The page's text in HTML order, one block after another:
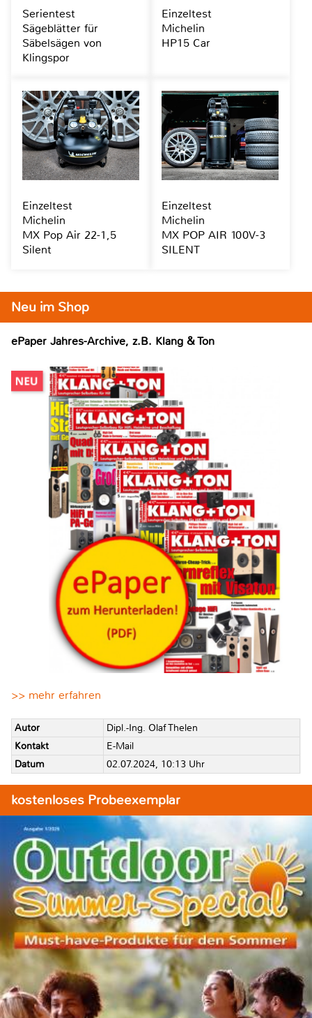
Neu im Shop
ePaper Jahres-Archive, z.B. Klang & Ton
>> mehr erfahren
Autor
Dipl.-Ing. Olaf Thelen
Kontakt
E-Mail
Datum
02.07.2024, 10:13 Uhr
kostenloses Probeexemplar
Serientest
Sägeblätter für
Säbelsägen von
Klingspor
Einzeltest
Michelin
HP15 Car
Einzeltest
Michelin
MX Pop Air 22-1,5
Silent
Einzeltest
Michelin
MX POP AIR 100V-3
SILENT